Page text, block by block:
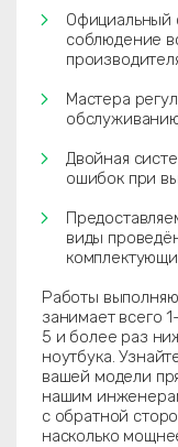
Официальный
соблюдение
Мастера
Двойная
ошибок при
виды
Работы
занимает всего
5 и более раз
ноутбука.
вашей модели
нашим
с обратной
насколько